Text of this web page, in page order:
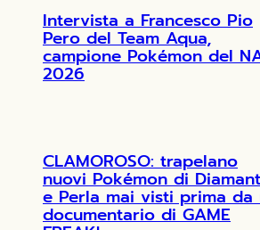
Intervista a Francesco Pio
Pero del Team Aqua,
campione Pokémon del
2026
CLAMOROSO: trapelano
nuovi Pokémon di
e Perla mai visti prima da
documentario di GAME